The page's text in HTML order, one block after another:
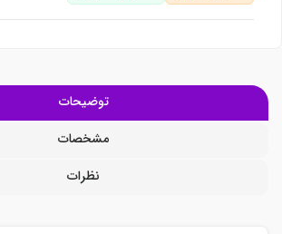
توضیحات
مشخصات
نظرات